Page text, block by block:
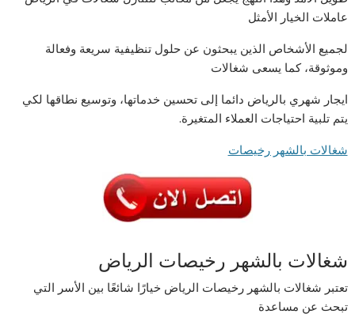
عاملات الخيار الأمثل
لجميع الأشخاص الذين يبحثون عن حلول تنظيفية سريعة وفعالة
وموثوقة، كما يسعى شغالات
ایجار شھري بالریاض دائما إلى تحسين خدماتها، وتوسيع نطاقها لكي
يتم تلبية احتياجات العملاء المتغيرة.
شغالات بالشهر رخيصات
شغالات بالشهر رخيصات الرياض
تعتبر شغالات بالشهر رخيصات الرياض خيارًا شائعًا بين الأسر التي
تبحث عن مساعدة